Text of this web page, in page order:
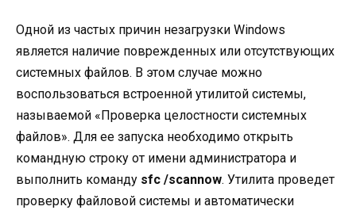
Одной из частых причин незагрузки Windows
является наличие поврежденных или отсутствующих
системных файлов. В этом случае можно
воспользоваться встроенной утилитой системы,
называемой «Проверка целостности системных
файлов». Для ее запуска необходимо открыть
командную строку от имени администратора и
выполнить команду sfc /scannow. Утилита проведет
проверку файловой системы и автоматически